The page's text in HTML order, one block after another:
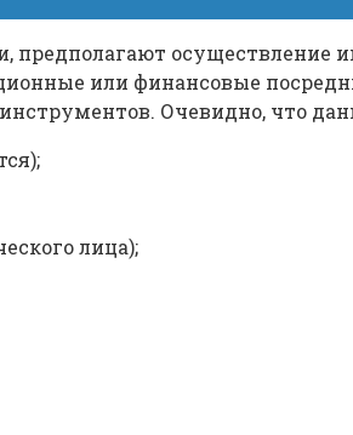
осуществление
или финансовые
Очевидно, что
лица);